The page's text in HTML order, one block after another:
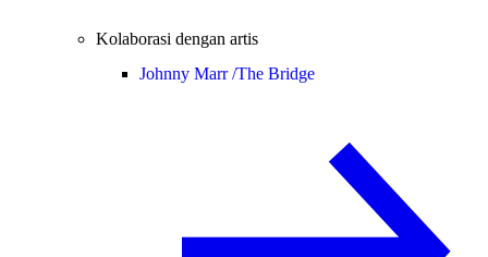
Kolaborasi dengan artis
Johnny Marr /The Bridge